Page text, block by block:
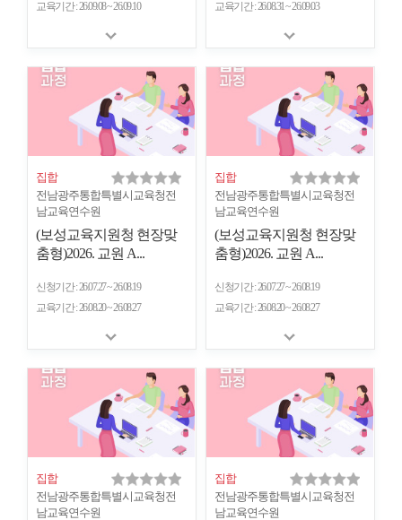
교육기간 26.09.08 ~ 26.09.10
교육기간 26.08.31 ~ 26.09.03
집합
전남광주통합특별시교육청전
남교육연수원
(보성교육지원청 현장맞
춤형)2026. 교원 A...
신청기간 26.07.27 ~ 26.08.19
교육기간 26.08.20 ~ 26.08.27
집합
전남광주통합특별시교육청전
남교육연수원
(보성교육지원청 현장맞
춤형)2026. 교원 A...
신청기간 26.07.27 ~ 26.08.19
교육기간 26.08.20 ~ 26.08.27
집합
전남광주통합특별시교육청전
남교육연수원
집합
전남광주통합특별시교육청전
남교육연수원